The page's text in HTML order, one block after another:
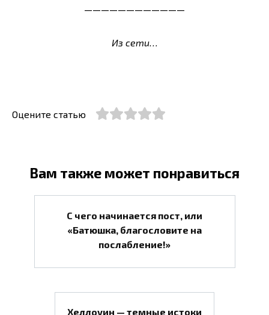
————————————
Из сети…
Оцените статью
Вам также может понравиться
С чего начинается пост, или
«Батюшка, благословите на
послабление!»
Хеллоуин — темные истоки